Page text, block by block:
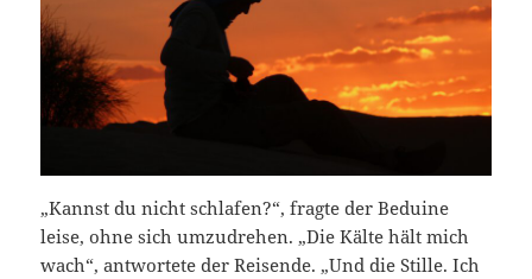
„Kannst du nicht schlafen?“, fragte der Beduine
leise, ohne sich umzudrehen. „Die Kälte hält mich
wach“, antwortete der Reisende. „Und die Stille. Ich